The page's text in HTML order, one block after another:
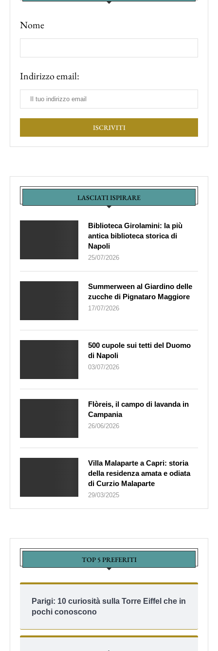
Nome
Indirizzo email:
LASCIATI ISPIRARE
Biblioteca Girolamini: la più
antica biblioteca storica di
Napoli
25/07/2026
Summerween al Giardino delle
zucche di Pignataro Maggiore
17/07/2026
500 cupole sui tetti del Duomo
di Napoli
03/07/2026
Flòreis, il campo di lavanda in
Campania
26/06/2026
Villa Malaparte a Capri: storia
della residenza amata e odiata
di Curzio Malaparte
29/03/2025
TOP 5 PREFERITI
Parigi: 10 curiosità sulla Torre Eiffel che in
pochi conoscono